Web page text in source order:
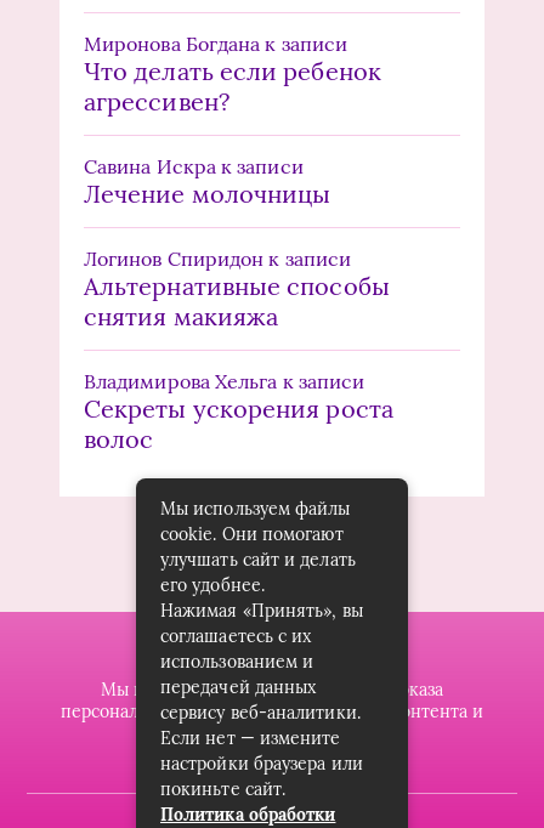
Миронова Богдана к записи
Что делать если ребенок
агрессивен?
Савина Искра к записи
Лечение молочницы
Логинов Спиридон к записи
Альтернативные способы
снятия макияжа
Владимирова Хельга к записи
Секреты ускорения роста
волос
Мы используем файлы cookie для показа
персонализированной рекламы и/или контента и
анализа нашего трафика.
Мы используем файлы
cookie. Они помогают
улучшать сайт и делать
его удобнее.
Нажимая «Принять», вы
соглашаетесь с их
использованием и
передачей данных
сервису веб-аналитики.
Если нет — измените
настройки браузера или
покиньте сайт.
Политика обработки